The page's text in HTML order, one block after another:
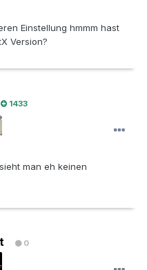
Einstellung hmmm hast
Version?
1433
man eh keinen
0